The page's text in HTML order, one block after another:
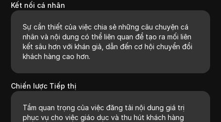
Kết nối cá nhân
Sự cần thiết của việc chia sẻ những câu chuyện cá
nhân và nội dung có thể liên quan để tạo ra mối liên
kết sâu hơn với khán giả, dẫn đến cơ hội chuyển đổi
khách hàng cao hơn.
Chiến lược Tiếp thị
Tầm quan trọng của việc đăng tải nội dung giá trị
phục vụ cho việc giáo dục và thu hút khách hàng